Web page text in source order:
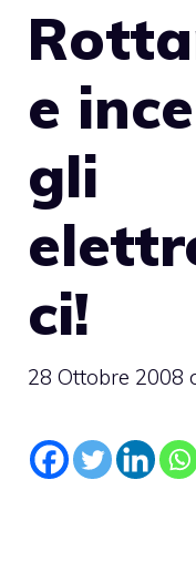
e
gli
ci!
28 Ottobre 2008